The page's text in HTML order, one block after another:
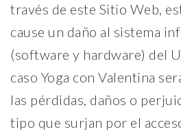
través de este Sitio Web,
cause un daño al sistema
(software y hardware) del
caso Yoga con Valentina
las pérdidas, daños o
tipo que surjan por el